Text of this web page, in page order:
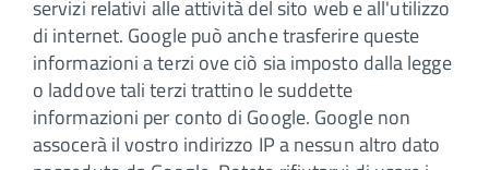
servizi relativi alle attività del sito web e all'utilizzo
di internet. Google può anche trasferire queste
informazioni a terzi ove ciò sia imposto dalla legge
o laddove tali terzi trattino le suddette
informazioni per conto di Google. Google non
assocerà il vostro indirizzo IP a nessun altro dato